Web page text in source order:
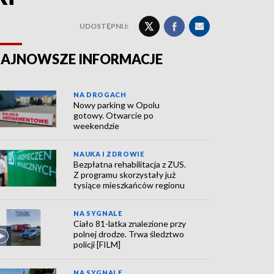
UDOSTĘPNIJ:
INFORMACJE
NA DROGACH
Nowy parking w Opolu
gotowy. Otwarcie po
weekendzie
NAUKA I ZDROWIE
Bezpłatna rehabilitacja z ZUS.
Z programu skorzystały już
tysiące mieszkańców regionu
NA SYGNALE
Ciało 81-latka znalezione przy
polnej drodze. Trwa śledztwo
policji [FILM]